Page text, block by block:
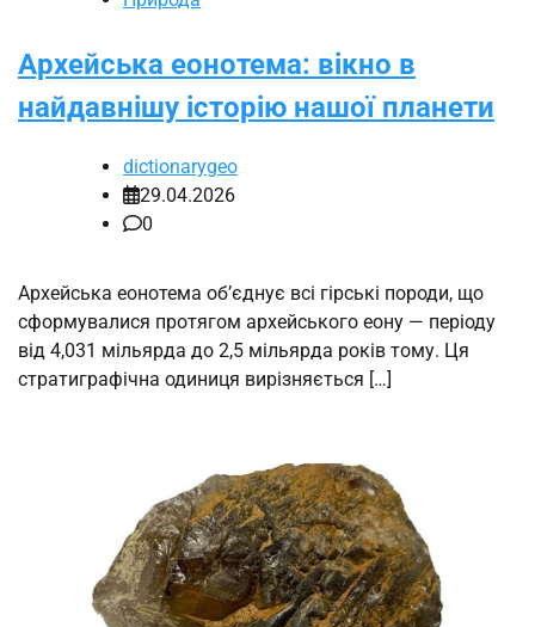
Архейська еонотема: вікно в
найдавнішу історію нашої планети
dictionarygeo
29.04.2026
0
Архейська еонотема об’єднує всі гірські породи, що
сформувалися протягом архейського еону — періоду
від 4,031 мільярда до 2,5 мільярда років тому. Ця
стратиграфічна одиниця вирізняється […]